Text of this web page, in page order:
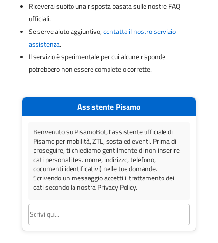
Riceverai subito una risposta basata sulle nostre FAQ
ufficiali.
Se serve aiuto aggiuntivo,contatta il nostro servizio
assistenza.
Il servizio è sperimentale per cui alcune risponde
potrebbero non essere complete o corrette.
Assistente Pisamo
Benvenuto su PisamoBot, l’assistente ufficiale di
Pisamo per mobilità, ZTL, sosta ed eventi. Prima di
proseguire, ti chiediamo gentilmente di non inserire
dati personali (es. nome, indirizzo, telefono,
documenti identificativi) nelle tue domande.
Scrivendo un messaggio accetti il trattamento dei
dati secondo la nostra Privacy Policy.